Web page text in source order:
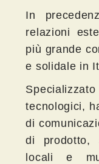
In
relazioni
più grande
e solidale in
tecnologici,
di
di prodotto,
locali e